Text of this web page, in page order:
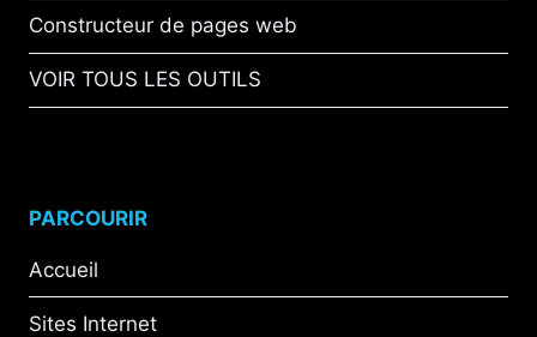
Constructeur de pages web
VOIR TOUS LES OUTILS
PARCOURIR
Accueil
Sites Internet